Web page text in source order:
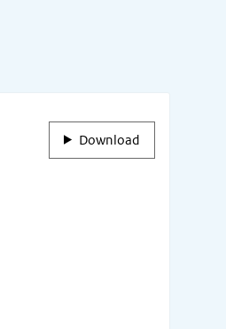
Download